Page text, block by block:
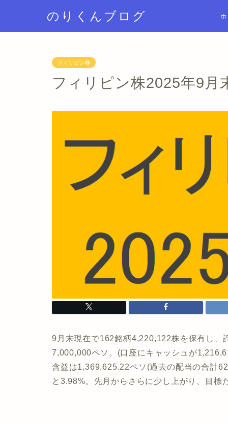
のりくんブログ
フィリピン株
フィリピン株2025年9月
9月末現在で162銘柄4,220,122株を保有し
7,000,000ペソ。(口座にキャッシュが
含益は1,369,625.22ペソ(過去の配当の合計
と3.98%。先月からさらに少し上がり、目標